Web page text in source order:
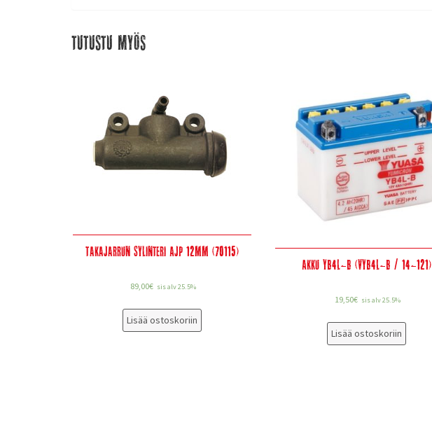
Tutustu myös
Takajarrun sylinteri AJP 12mm (70115)
89,00€ sis alv 25.5%
Lisää ostoskoriin
Akku YB4L-B (VYB4L-B / 14-121)
19,50€ sis alv 25.5%
Lisää ostoskoriin